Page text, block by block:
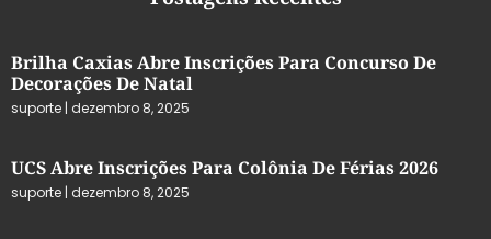
Brilha Caxias Abre Inscrições Para Concurso De
Decorações De Natal
suporte dezembro 8, 2025
UCS Abre Inscrições Para Colônia De Férias 2026
suporte dezembro 8, 2025